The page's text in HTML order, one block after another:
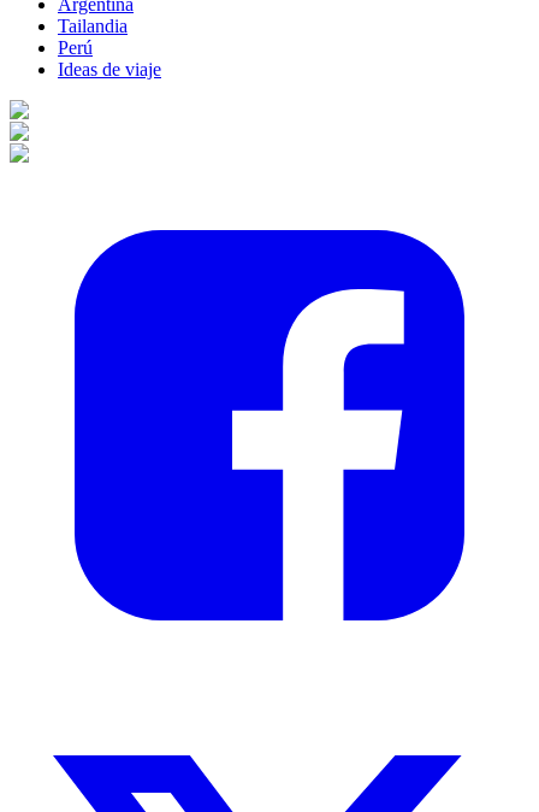
Argentina
Tailandia
Perú
Ideas de viaje